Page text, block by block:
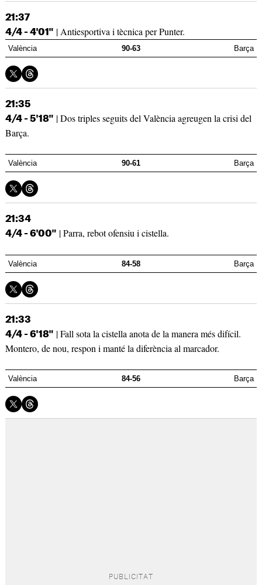
21:37
4/4 - 4'01" | Antiesportiva i tècnica per Punter.
València 90-63 Barça
21:35
4/4 - 5'18" | Dos triples seguits del València agreugen la crisi del
Barça.
València 90-61 Barça
21:34
4/4 - 6'00" | Parra, rebot ofensiu i cistella.
València 84-58 Barça
21:33
4/4 - 6'18" | Fall sota la cistella anota de la manera més difícil.
Montero, de nou, respon i manté la diferència al marcador.
València 84-56 Barça